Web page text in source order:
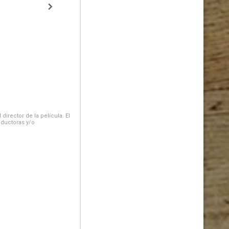
de la película. El
y/o